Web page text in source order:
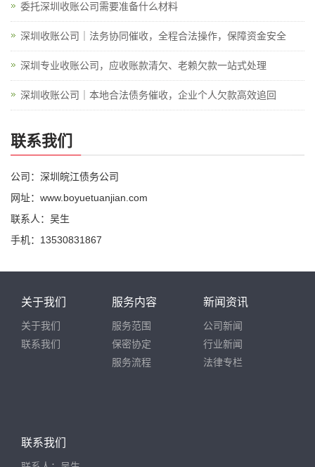
委托深圳收账公司需要准备什么材料
深圳收账公司｜法务协同催收，全程合法操作，保障资金安全
深圳专业收账公司，应收账款清欠、老赖欠款一站式处理
深圳收账公司｜本地合法债务催收，企业个人欠款高效追回
联系我们
公司：深圳皖江债务公司
网址：www.boyuetuanjian.com
联系人：吴生
手机：13530831867
关于我们
关于我们
联系我们
服务内容
服务范围
保密协定
服务流程
新闻资讯
公司新闻
行业新闻
法律专栏
联系我们